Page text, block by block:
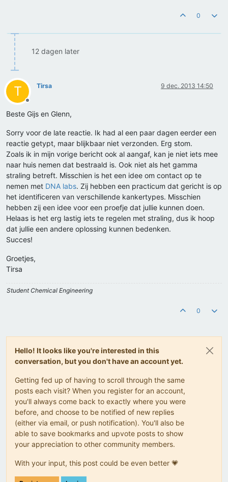
0
12 dagen later
T
Offline
Tirsa 9 dec. 2013 14:50
Beste Gijs en Glenn,
Sorry voor de late reactie. Ik had al een paar dagen eerder een
reactie getypt, maar blijkbaar niet verzonden. Erg stom.
Zoals ik in mijn vorige bericht ook al aangaf, kan je niet iets mee
naar huis nemen dat bestraald is. Ook niet als het gamma
straling betreft. Misschien is het een idee om contact op te
nemen met DNA labs. Zij hebben een practicum dat gericht is op
het identificeren van verschillende kankertypes. Misschien
hebben zij een idee voor een proefje dat jullie kunnen doen.
Helaas is het erg lastig iets te regelen met straling, dus ik hoop
dat jullie een andere oplossing kunnen bedenken.
Succes!
Groetjes,
Tirsa
Student Chemical Engineering
0
Hello! It looks like you're interested in this
conversation, but you don't have an account yet.
Getting fed up of having to scroll through the same
posts each visit? When you register for an account,
you'll always come back to exactly where you were
before, and choose to be notified of new replies
(either via email, or push notification). You'll also be
able to save bookmarks and upvote posts to show
your appreciation to other community members.
With your input, this post could be even better 💗